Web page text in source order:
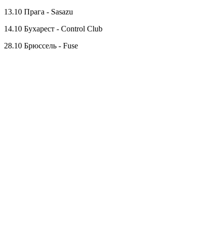
13.10 Прага - Sasazu
14.10 Бухарест - Control Club
28.10 Брюссель - Fuse